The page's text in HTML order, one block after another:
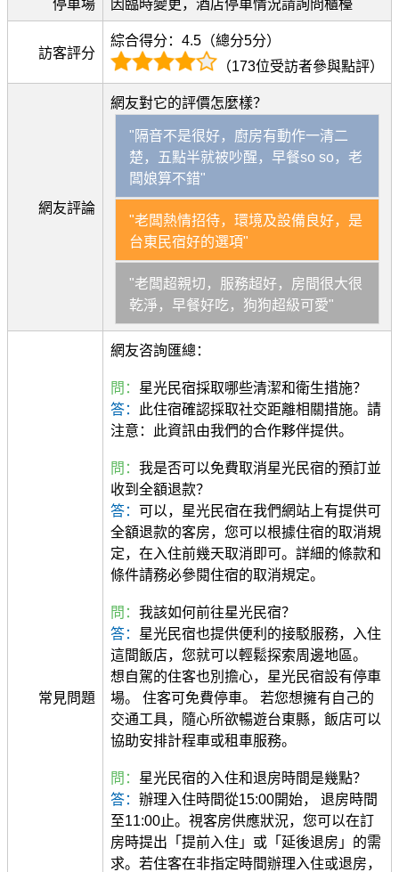
停車場 因臨時變更，酒店停車情況請詢問櫃檯
訪客評分
綜合得分：4.5（總分5分）
（173位受訪者參與點評）
網友評論
網友對它的評價怎麼樣？
"隔音不是很好，廚房有動作一清二
楚，五點半就被吵醒，早餐so so，老
闆娘算不錯"
"老闆熱情招待，環境及設備良好，是
台東民宿好的選項"
"老闆超親切，服務超好，房間很大很
乾淨，早餐好吃，狗狗超級可愛"
常見問題
網友咨詢匯總：
問： 星光民宿採取哪些清潔和衛生措施？
答：
此住宿確認採取社交距離相關措施。請
注意：此資訊由我們的合作夥伴提供。
問： 我是否可以免費取消星光民宿的預訂並
收到全額退款？
答： 可以，星光民宿在我們網站上有提供可
全額退款的客房，您可以根據住宿的取消規
定，在入住前幾天取消即可。詳細的條款和
條件請務必參閱住宿的取消規定。
問： 我該如何前往星光民宿？
答： 星光民宿也提供便利的接駁服務，入住
這間飯店，您就可以輕鬆探索周邊地區。
想自駕的住客也別擔心，星光民宿設有停車
場。 住客可免費停車。 若您想擁有自己的
交通工具，隨心所欲暢遊台東縣，飯店可以
協助安排計程車或租車服務。
問： 星光民宿的入住和退房時間是幾點？
答： 辦理入住時間從15:00開始， 退房時間
至11:00止。視客房供應狀況，您可以在訂
房時提出「提前入住」或「延後退房」的需
求。若住客在非指定時間辦理入住或退房，